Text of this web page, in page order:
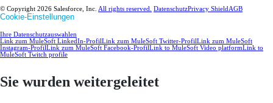
© Copyright 2026 Salesforce, Inc. All rights reserved. DatenschutzPrivacy Shield AGB
Cookie-Einstellungen
Ihre Datenschutzauswahlen
Link zum MuleSoft LinkedIn-ProfilLink zum MuleSoft Twitter-ProfilLink zum MuleSoft
Instagram-ProfilLink zum MuleSoft Facebook-ProfilLink to MuleSoft Video platformLink to
MuleSoft Twitch profile
Sie wurden weitergeleitet